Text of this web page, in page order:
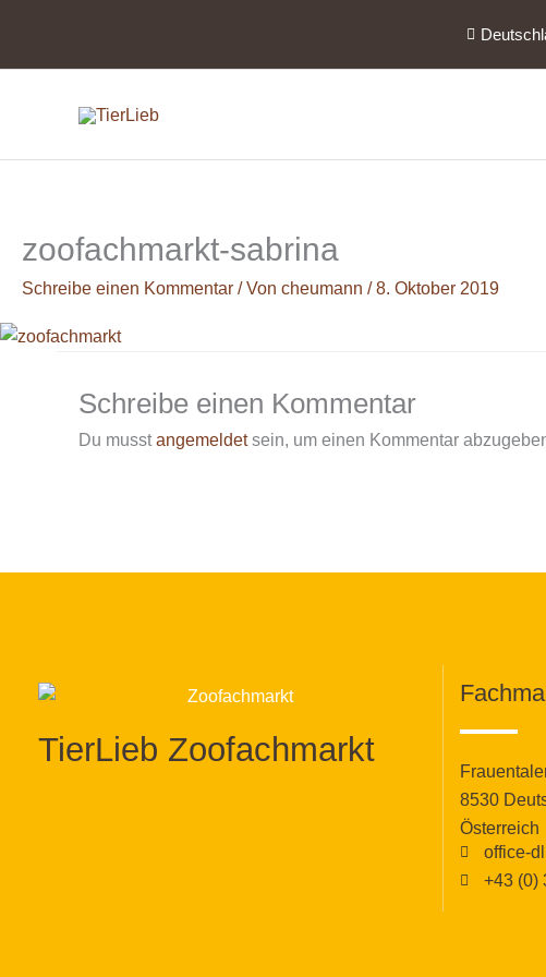
springen
zoofachmarkt-sabrina
Schreibe einen Kommentar / Von cheumann /8. Oktober 2019
Schreibe einen Kommentar
Du musstangemeldetsein, um einen Kommentar
TierLieb Zoofachmarkt
8530
Österreich
office-
+43 (0)